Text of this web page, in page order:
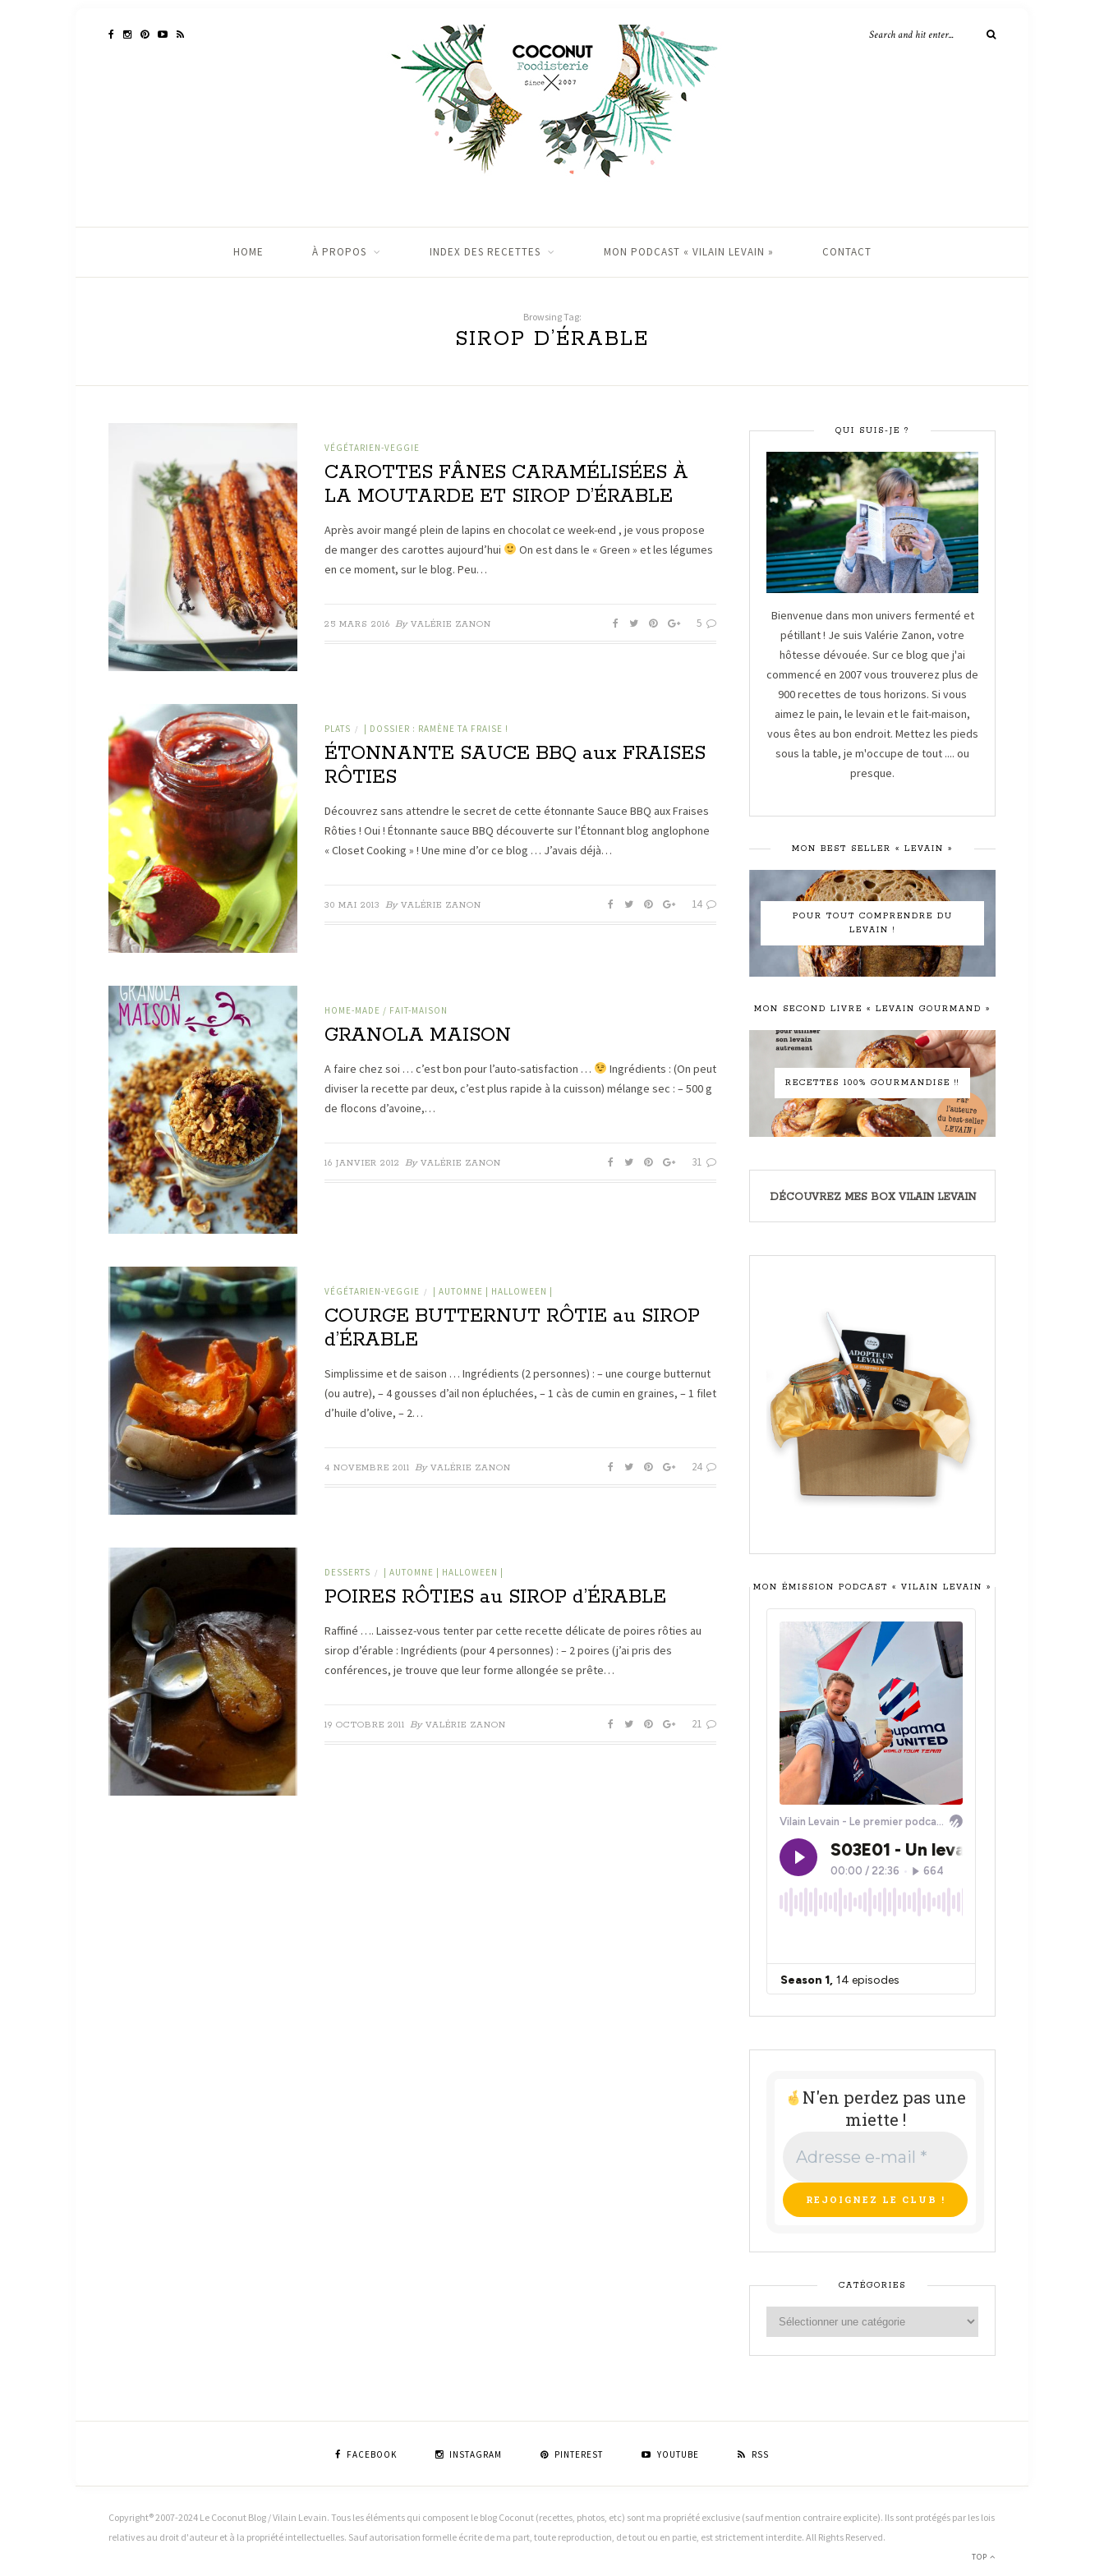
HOME À PROPOS INDEX DES RECETTES MON PODCAST « VILAIN LEVAIN » CONTACT
Browsing Tag:
SIROP D’ÉRABLE
VÉGÉTARIEN-VEGGIE
CAROTTES FÂNES CARAMÉLISÉES À
LA MOUTARDE ET SIROP D’ÉRABLE
Après avoir mangé plein de lapins en chocolat ce week-end , je vous propose
de manger des carottes aujourd’hui
On est dans le « Green » et les légumes
en ce moment, sur le blog. Peu…
25 MARS 2016 By VALÉRIE ZANON 5
PLATS / | DOSSIER : RAMÈNE TA FRAISE !
ÉTONNANTE SAUCE BBQ aux FRAISES
RÔTIES
Découvrez sans attendre le secret de cette étonnante Sauce BBQ aux Fraises
Rôties ! Oui ! Étonnante sauce BBQ découverte sur l’Étonnant blog anglophone
« Closet Cooking » ! Une mine d’or ce blog … J’avais déjà…
30 MAI 2013 By VALÉRIE ZANON 14
HOME-MADE / FAIT-MAISON
GRANOLA MAISON
A faire chez soi … c’est bon pour l’auto-satisfaction …
Ingrédients : (On peut
diviser la recette par deux, c’est plus rapide à la cuisson) mélange sec : – 500 g
de flocons d’avoine,…
16 JANVIER 2012 By VALÉRIE ZANON 31
VÉGÉTARIEN-VEGGIE / | AUTOMNE | HALLOWEEN |
COURGE BUTTERNUT RÔTIE au SIROP
d’ÉRABLE
Simplissime et de saison … Ingrédients (2 personnes) : – une courge butternut
(ou autre), – 4 gousses d’ail non épluchées, – 1 càs de cumin en graines, – 1 filet
d’huile d’olive, – 2…
4 NOVEMBRE 2011 By VALÉRIE ZANON 24
DESSERTS / | AUTOMNE | HALLOWEEN |
POIRES RÔTIES au SIROP d’ÉRABLE
Raffiné …. Laissez-vous tenter par cette recette délicate de poires rôties au
sirop d’érable : Ingrédients (pour 4 personnes) : – 2 poires (j’ai pris des
conférences, je trouve que leur forme allongée se prête…
19 OCTOBRE 2011 By VALÉRIE ZANON 21
QUI SUIS-JE ?
Bienvenue dans mon univers fermenté et
pétillant ! Je suis Valérie Zanon, votre
hôtesse dévouée. Sur ce blog que j'ai
commencé en 2007 vous trouverez plus de
900 recettes de tous horizons. Si vous
aimez le pain, le levain et le fait-maison,
vous êtes au bon endroit. Mettez les pieds
sous la table, je m'occupe de tout .... ou
presque.
MON BEST SELLER « LEVAIN »
POUR TOUT COMPRENDRE DU
LEVAIN !
MON SECOND LIVRE « LEVAIN GOURMAND »
RECETTES 100% GOURMANDISE !!
DÉCOUVREZ MES BOX VILAIN LEVAIN
MON ÉMISSION PODCAST « VILAIN LEVAIN »
N'en perdez pas une
miette !
e-
mail
*
CATÉGORIES
FACEBOOK INSTAGRAM PINTEREST YOUTUBE RSS
Copyright® 2007-2024 Le Coconut Blog / Vilain Levain. Tous les éléments qui composent le blog Coconut (recettes, photos, etc) sont ma propriété exclusive (sauf mention contraire explicite). Ils sont protégés par les lois
relatives au droit d'auteur et à la propriété intellectuelles. Sauf autorisation formelle écrite de ma part, toute reproduction, de tout ou en partie, est strictement interdite. All Rights Reserved.
TOP